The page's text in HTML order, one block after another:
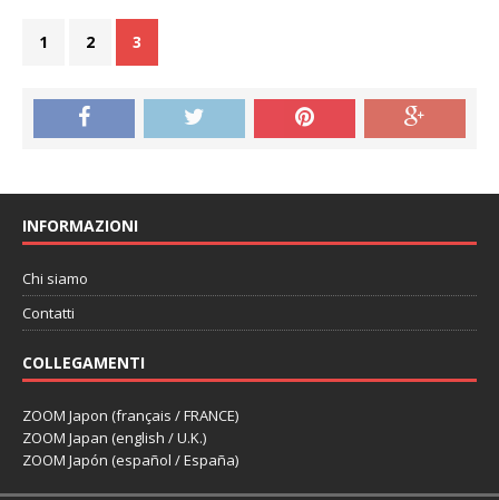
1 2 3
INFORMAZIONI
Chi siamo
Contatti
COLLEGAMENTI
ZOOM Japon (français / FRANCE)
ZOOM Japan (english / U.K.)
ZOOM Japón (español / España)